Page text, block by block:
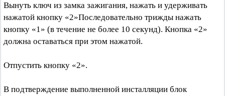
Вынуть ключ из замка зажигания, нажать и удерживать
нажатой кнопку «2»Последовательно трижды нажать
кнопку «1» (в течение не более 10 секунд). Кнопка «2»
должна оставаться при этом нажатой.
Отпустить кнопку «2».
В подтверждение выполненной инсталляции блок